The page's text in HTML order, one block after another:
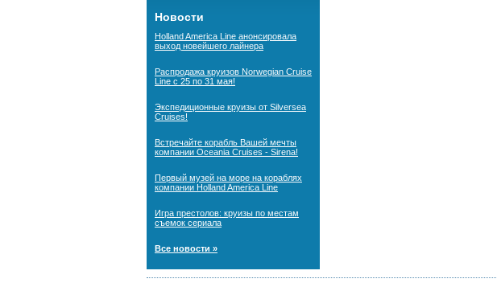
Новости
Holland America Line анонсировала
выход новейшего лайнера
Распродажа круизов Norwegian Cruise
Line с 25 по 31 мая!
Экспедиционные круизы от Silversea
Cruises!
Встречайте корабль Вашей мечты
компании Oceania Cruises - Sirena!
Первый музей на море на кораблях
компании Holland America Line
Игра престолов: круизы по местам
съемок сериала
Все новости »